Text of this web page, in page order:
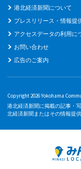
港北経済新聞について
プレスリリース・情報提
アクセスデータの利用に
お問い合わせ
広告のご案内
Copyright 2026 Yokohama
港北経済新聞に掲載の記事・
北経済新聞またはその情報提供